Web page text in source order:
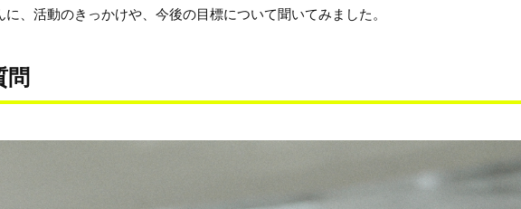
、活動のきっかけや、今後の目標について聞いてみました。
問